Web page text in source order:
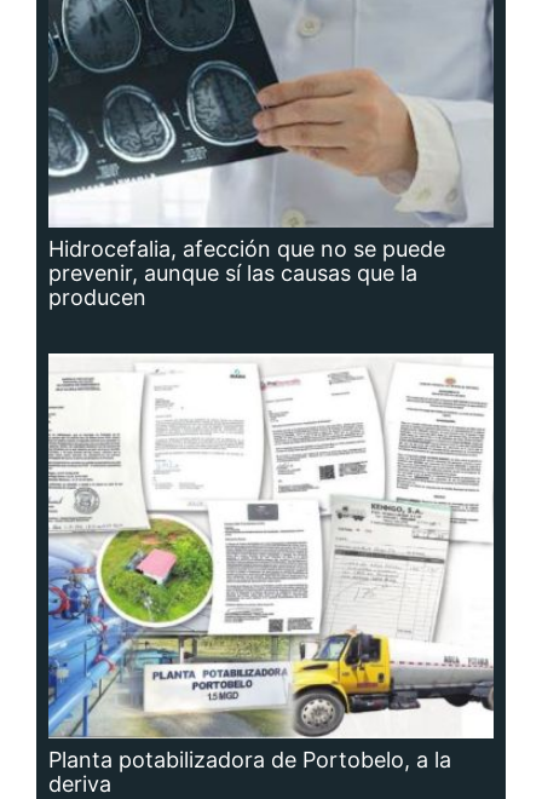
Hidrocefalia, afección que no se puede
prevenir, aunque sí las causas que la
producen
Planta potabilizadora de Portobelo, a la
deriva